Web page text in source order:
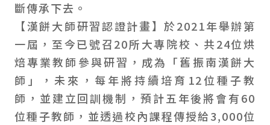
斷傳承下去。
【漢餅大師研習認證計畫】於2021年舉辦第
一屆，至今已號召20所大專院校、共24位烘
焙專業教師參與研習，成為「舊振南漢餅大
師」，未來，每年將持續培育12位種子教
師，並建立回訓機制，預計五年後將會有60
位種子教師，並透過校內課程傳授給3,000位